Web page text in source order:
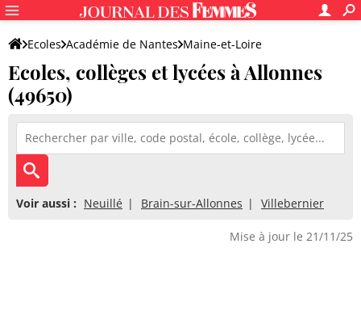
Ecoles Académie de Nantes Maine-et-Loire
Ecoles, collèges et lycées à Allonnes
(49650)
Voir aussi : Neuillé Brain-sur-Allonnes Villebernier
Mise à jour le 21/11/25